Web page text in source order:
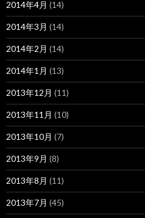
2014年4月 (14)
2014年3月 (14)
2014年2月 (14)
2014年1月 (13)
2013年12月 (11)
2013年11月 (10)
2013年10月 (7)
2013年9月 (8)
2013年8月 (11)
2013年7月 (45)